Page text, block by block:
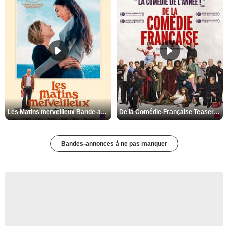
Les Matins merveilleux Bande-annonce VF De la Comédie-Française Teaser VF
Bandes-annonces à ne pas manquer